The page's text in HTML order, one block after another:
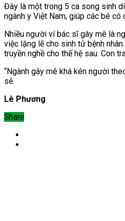
Đây là một trong 5 ca song sinh
ngành y Việt Nam, giúp các bé
Nhiều người ví bác sĩ gây mê là
việc lặng lẽ cho sinh tử bệnh
truyền nghề cho thế hệ sau. Con
“Ngành gây mê khá kén người
sẻ.
Lê Phương
Share